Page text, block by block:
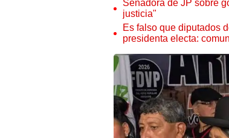
Senadora de JP sobre
justicia"
Es falso que diputados
presidenta electa: